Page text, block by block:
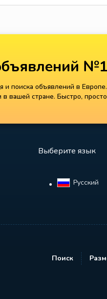
поиска объявлений в
вашей стране. Быстро,
Выберите язык
Русский‎
Поиск